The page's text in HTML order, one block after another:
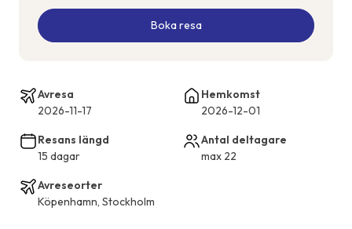
Boka resa
Avresa
2026-11-17
Hemkomst
2026-12-01
Resans längd
15 dagar
Antal deltagare
max 22
Avreseorter
Köpenhamn, Stockholm